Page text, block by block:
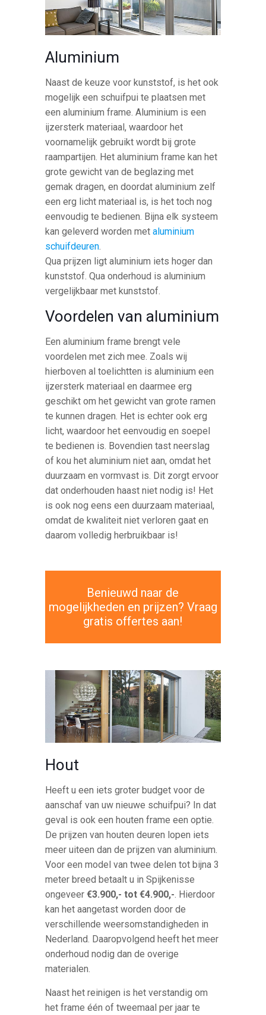
Aluminium
Naast de keuze voor kunststof, is het ook
mogelijk een schuifpui te plaatsen met
een aluminium frame. Aluminium is een
ijzersterk materiaal, waardoor het
voornamelijk gebruikt wordt bij grote
raampartijen. Het aluminium frame kan het
grote gewicht van de beglazing met
gemak dragen, en doordat aluminium zelf
een erg licht materiaal is, is het toch nog
eenvoudig te bedienen. Bijna elk systeem
kan geleverd worden metaluminium
schuifdeuren.
Qua prijzen ligt aluminium iets hoger dan
kunststof. Qua onderhoud is aluminium
vergelijkbaar met kunststof.
Voordelen van aluminium
Een aluminium frame brengt vele
voordelen met zich mee. Zoals wij
hierboven al toelichtten is aluminium een
ijzersterk materiaal en daarmee erg
geschikt om het gewicht van grote ramen
te kunnen dragen. Het is echter ook erg
licht, waardoor het eenvoudig en soepel
te bedienen is. Bovendien tast neerslag
of kou het aluminium niet aan, omdat het
duurzaam en vormvast is. Dit zorgt ervoor
dat onderhouden haast niet nodig is! Het
is ook nog eens een duurzaam materiaal,
omdat de kwaliteit niet verloren gaat en
daarom volledig herbruikbaar is!
Benieuwd naar de
mogelijkheden en prijzen? Vraag
gratis offertes aan!
Hout
Heeft u een iets groter budget voor de
aanschaf van uw nieuwe schuifpui? In dat
geval is ook een houten frame een optie.
De prijzen van houten deuren lopen iets
meer uiteen dan de prijzen van aluminium.
Voor een model van twee delen tot bijna 3
meter breed betaalt u in Spijkenisse
ongeveer€3.900,- tot €4.900,-. Hierdoor
kan het aangetast worden door de
verschillende weersomstandigheden in
Nederland. Daaropvolgend heeft het meer
onderhoud nodig dan de overige
materialen.
Naast het reinigen is het verstandig om
het frame één of tweemaal per jaar te